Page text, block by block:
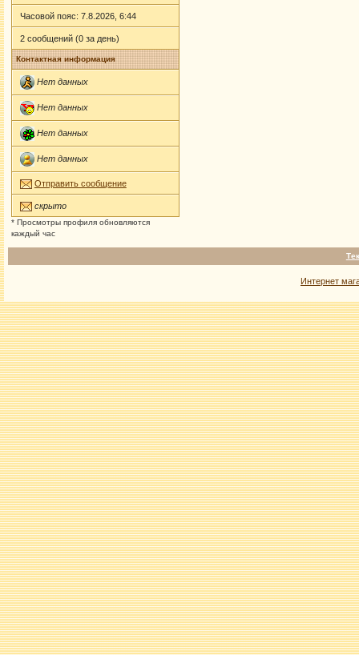
Часовой пояс: 7.8.2026, 6:44
2 сообщений (0 за день)
Контактная информация
Нет данных
Нет данных
Нет данных
Нет данных
Отправить сообщение
скрыто
* Просмотры профиля обновляются
каждый час
Интернет